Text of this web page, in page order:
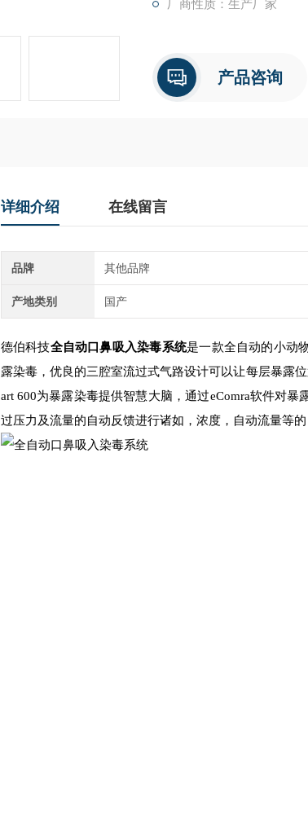
厂商性质：生产厂家
产品咨询
详细介绍 在线留言
品牌 其他品牌
产地类别 国产
德伯科技全自动口鼻吸入染毒系统是一款全自动的小动
露染毒，优良的三腔室流过式气路设计可以让每层暴露
art 600为暴露染毒提供智慧大脑，通过eComra软件对
过压力及流量的自动反馈进行诸如，浓度，自动流量等的